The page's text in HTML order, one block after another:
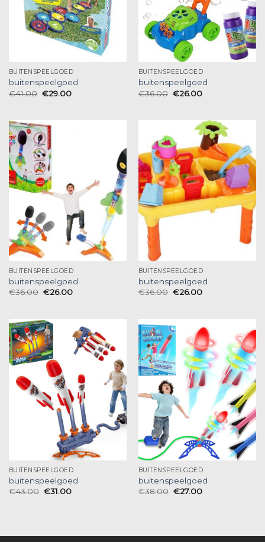
BUITENSPEELGOED
buitenspeelgoed
€41.00 €29.00
BUITENSPEELGOED
buitenspeelgoed
€36.00 €26.00
BUITENSPEELGOED
buitenspeelgoed
€36.00 €26.00
BUITENSPEELGOED
buitenspeelgoed
€36.00 €26.00
BUITENSPEELGOED
buitenspeelgoed
€43.00 €31.00
BUITENSPEELGOED
buitenspeelgoed
€38.00 €27.00